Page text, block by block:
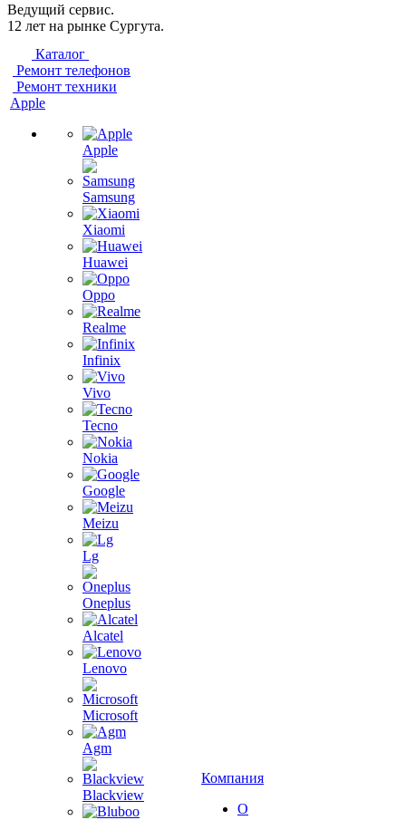
Ведущий сервис.
12 лет на рынке Сургута.
Каталог
Ремонт телефонов
Ремонт техники
Apple
Apple
Samsung
Xiaomi
Huawei
Oppo
Realme
Infinix
Vivo
Tecno
Nokia
Google
Meizu
Lg
Oneplus
Alcatel
Lenovo
Microsoft
Agm
Blackview
Компания
О